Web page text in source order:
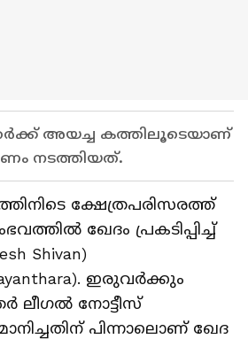
അയച്ച കത്തിലൂടെയാണ്
നടത്തിയത്.
ക്ഷേത്രപരിസരത്ത്
ഖേദം പ്രകടിപ്പിച്ച്
Shivan)
ഇരുവർക്കും
ലീ​ഗൽ നോട്ടീസ്
പിന്നാലൊണ് ഖേദ